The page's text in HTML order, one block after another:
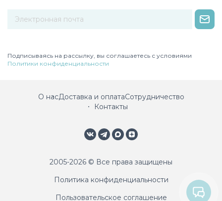
Подписываясь на рассылку, вы соглашаетесь с условиями
Политики конфиденциальности
О насДоставка и оплатаСотрудничество
Контакты
2005-2026 © Все права защищены
Политика конфиденциальности
Пользовательское соглашение